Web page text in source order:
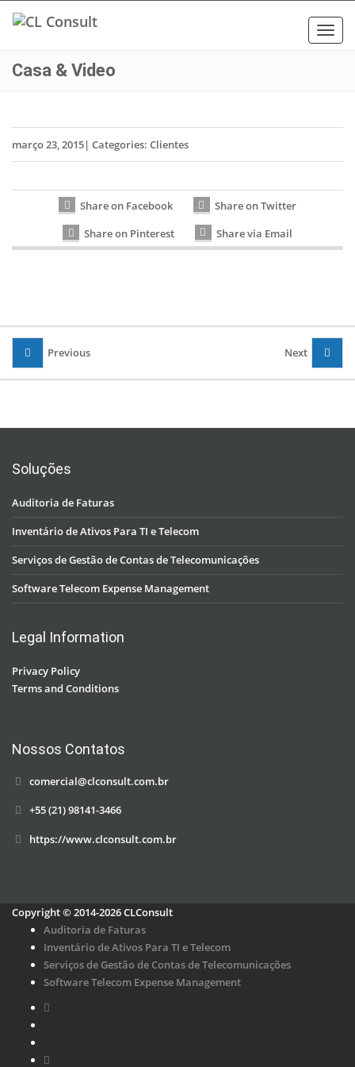
Casa & Video
março 23, 2015| Categories: Clientes
Share on Facebook
Share on Twitter
Share on Pinterest
Share via Email
Previous Next
Soluções
Auditoria de Faturas
Inventário de Ativos Para TI e Telecom
Serviços de Gestão de Contas de Telecomunicações
Software Telecom Expense Management
Legal Information
Privacy Policy
Terms and Conditions
Nossos Contatos
comercial@clconsult.com.br
+55 (21) 98141-3466
https://www.clconsult.com.br
Copyright © 2014-2026 CLConsult
Auditoria de Faturas
Inventário de Ativos Para TI e Telecom
Serviços de Gestão de Contas de Telecomunicações
Software Telecom Expense Management